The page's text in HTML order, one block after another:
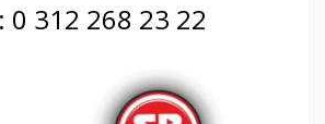
0 312 268 23 22